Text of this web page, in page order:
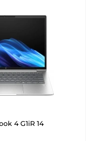
4 G1iR 14